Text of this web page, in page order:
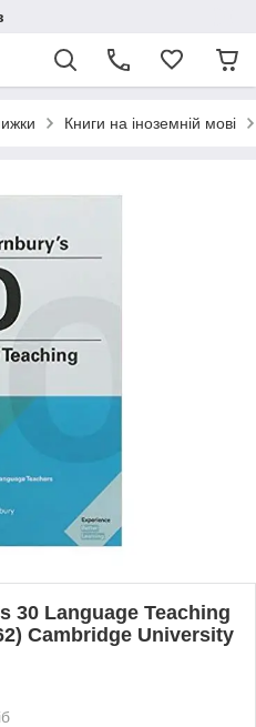
Книги на іноземній мові
30 Language Teaching
Cambridge University